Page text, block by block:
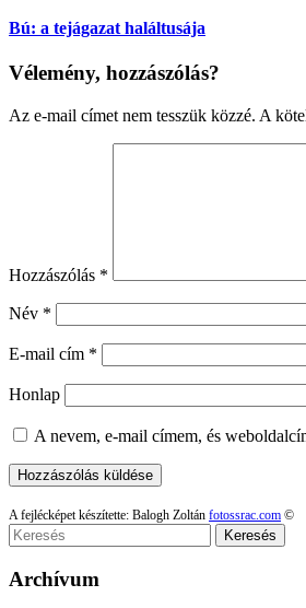
Bú: a tejágazat haláltusája
Vélemény, hozzászólás?
Az e-mail címet nem tesszük közzé. A
Hozzászólás *
Név *
E-mail cím *
Honlap
A nevem, e-mail címem, és
A fejlécképet készítette: Balogh Zoltán fotossrac.com ©
Keresés
Archívum